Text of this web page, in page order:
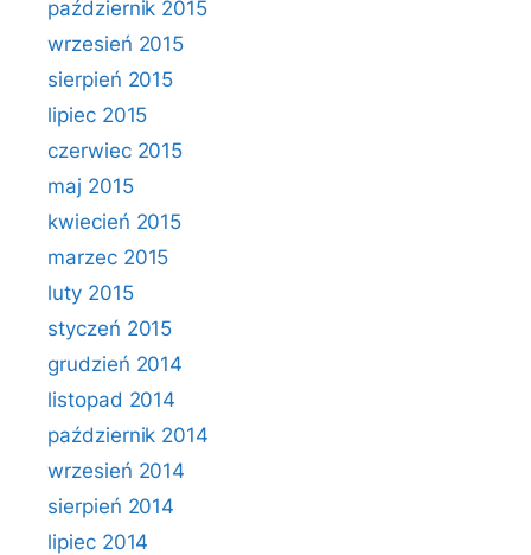
październik 2015
wrzesień 2015
sierpień 2015
lipiec 2015
czerwiec 2015
maj 2015
kwiecień 2015
marzec 2015
luty 2015
styczeń 2015
grudzień 2014
listopad 2014
październik 2014
wrzesień 2014
sierpień 2014
lipiec 2014